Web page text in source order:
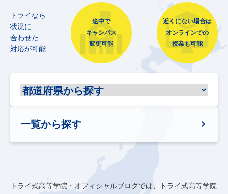
トライなら
状況に
合わせた
対応が可能
途中で
キャンパス
変更可能
近くにない場合は
オンラインでの
授業も可能
一覧から探す
トライ式高等学院・オフィシャルブログでは、トライ式高等学院